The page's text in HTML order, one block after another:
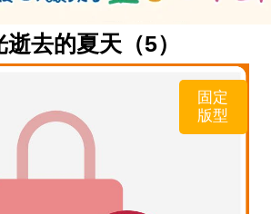
逝去的夏天（5）
固定
版型